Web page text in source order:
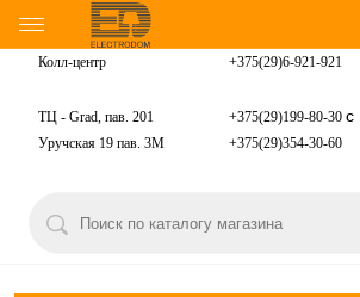
Колл-центр +375(29)6-921-921
ТЦ - Grad, пав. 201 +375(29)199-80-30 с
Уручская 19 пав. 3М +375(29)354-30-60